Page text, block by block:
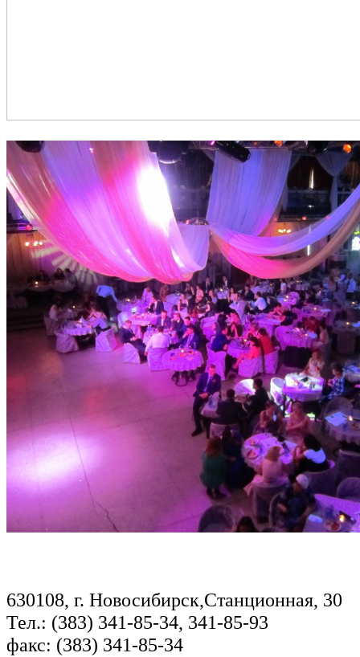
630108, г. Новосибирск,Станционная, 30
Тел.: (383) 341-85-34, 341-85-93
факс: (383) 341-85-34